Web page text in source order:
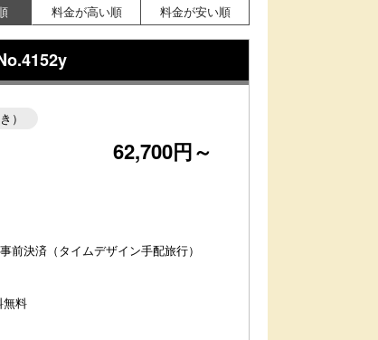
料金が高い順 料金が安い順
）
62,700円～
決済（タイムデザイン手配旅行）
無料